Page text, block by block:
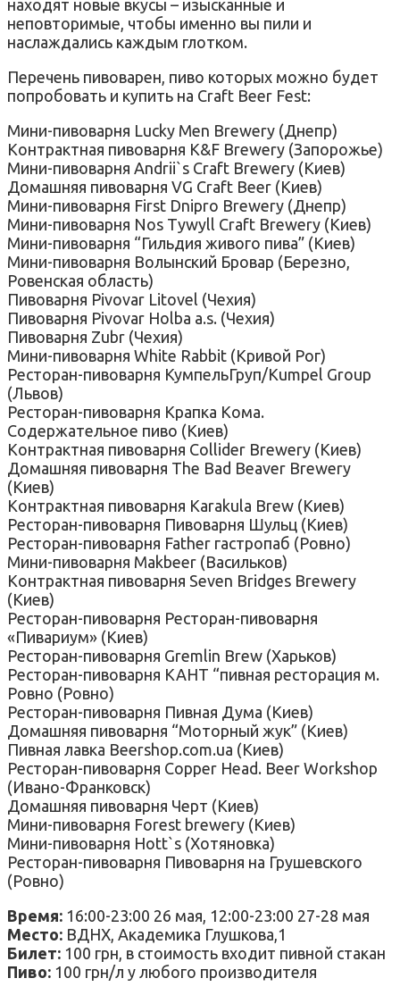
находят новые вкусы – изысканные и
неповторимые, чтобы именно вы пили и
наслаждались каждым глотком.
Перечень пивоварен, пиво которых можно будет
попробовать и купить на Craft Beer Fest:
Мини-пивоварня Lucky Men Brewery (Днепр)
Контрактная пивоварня K&F Brewery (Запорожье)
Мини-пивоварня Andrii`s Craft Brewery (Киев)
Домашняя пивоварня VG Craft Beer (Киев)
Мини-пивоварня First Dnipro Brewery (Днепр)
Мини-пивоварня Nos Tywyll Craft Brewery (Киев)
Мини-пивоварня “Гильдия живого пива” (Киев)
Мини-пивоварня Волынский Бровар (Березно,
Ровенская область)
Пивоварня Pivovar Litovel (Чехия)
Пивоварня Pivovar Holba a.s. (Чехия)
Пивоварня Zubr (Чехия)
Мини-пивоварня White Rabbit (Кривой Рог)
Ресторан-пивоварня КумпельГруп/Kumpel Group
(Львов)
Ресторан-пивоварня Крапка Кома.
Содержательное пиво (Киев)
Контрактная пивоварня Collider Brewery (Киев)
Домашняя пивоварня The Bad Beaver Brewery
(Киев)
Контрактная пивоварня Karakula Brew (Киев)
Ресторан-пивоварня Пивоварня Шульц (Киев)
Ресторан-пивоварня Father гастропаб (Ровно)
Мини-пивоварня Makbeer (Васильков)
Контрактная пивоварня Seven Bridges Brewery
(Киев)
Ресторан-пивоварня Ресторан-пивоварня
«Пивариум» (Киев)
Ресторан-пивоварня Gremlin Brew (Харьков)
Ресторан-пивоварня КАНТ “пивная ресторация м.
Ровно (Ровно)
Ресторан-пивоварня Пивная Дума (Киев)
Домашняя пивоварня “Моторный жук” (Киев)
Пивная лавка Beershop.com.ua (Киев)
Ресторан-пивоварня Copper Head. Beer Workshop
(Ивано-Франковск)
Домашняя пивоварня Черт (Киев)
Мини-пивоварня Forest brewery (Киев)
Мини-пивоварня Hott`s (Хотяновка)
Ресторан-пивоварня Пивоварня на Грушевского
(Ровно)
Время: 16:00-23:00 26 мая, 12:00-23:00 27-28 мая
Место: ВДНХ, Академика Глушкова,1
Билет: 100 грн, в стоимость входит пивной стакан
Пиво: 100 грн/л у любого производителя